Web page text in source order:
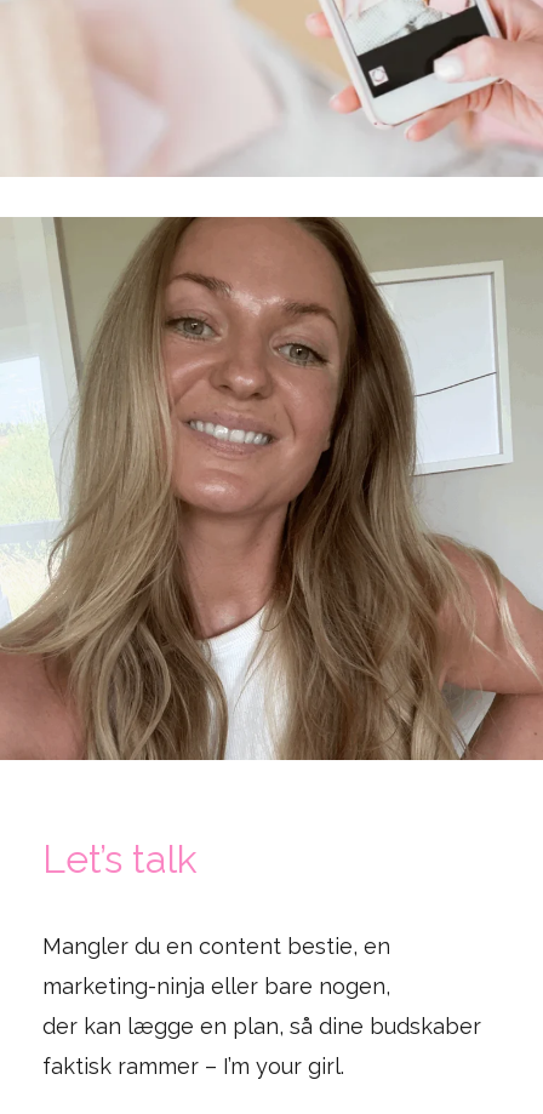
Let’s talk
Mangler du en content bestie, en
marketing-ninja eller bare nogen,
der kan lægge en plan, så dine budskaber
faktisk rammer – I’m your girl.